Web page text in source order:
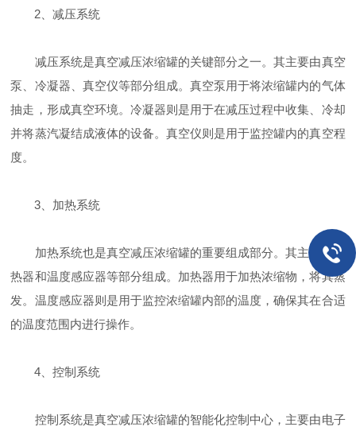
2、减压系统
减压系统是真空减压浓缩罐的关键部分之一。其主要由真空
泵、冷凝器、真空仪等部分组成。真空泵用于将浓缩罐内的气体
抽走，形成真空环境。冷凝器则是用于在减压过程中收集、冷却
并将蒸汽凝结成液体的设备。真空仪则是用于监控罐内的真空程
度。
3、加热系统
加热系统也是真空减压浓缩罐的重要组成部分。其主要由加
热器和温度感应器等部分组成。加热器用于加热浓缩物，将其蒸
发。温度感应器则是用于监控浓缩罐内部的温度，确保其在合适
的温度范围内进行操作。
4、控制系统
控制系统是真空减压浓缩罐的智能化控制中心，主要由电子